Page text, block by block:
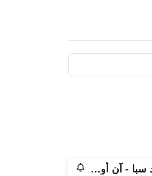
ستيرلنج إن ىند سبا - آن أونتاريوز فاينست